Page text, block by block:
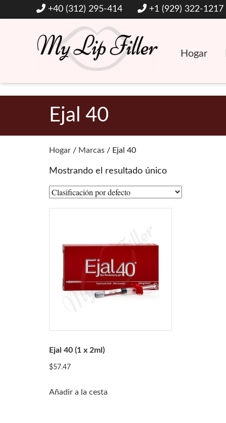
+40 (312) 295-414 +1 (929) 322-1217
Mi relleno de labios
Hogar
Ejal 40
Hogar / Marcas / Ejal 40
Mostrando el resultado único
Ejal 40 (1 x 2ml)
$57.47
Añadir a la cesta